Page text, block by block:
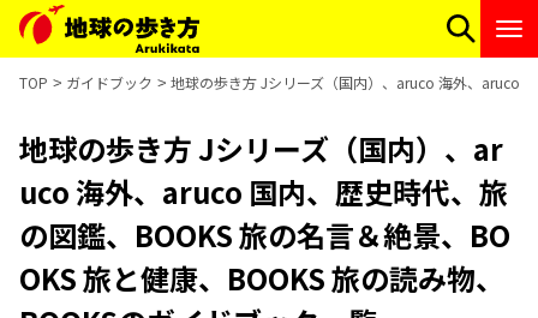
TOP ガイドブック 地球の歩き方 Jシリーズ（国内）、aruco 海外、aruco
地球の歩き方 Jシリーズ（国内）、ar
uco 海外、aruco 国内、歴史時代、旅
の図鑑、BOOKS 旅の名言＆絶景、BO
OKS 旅と健康、BOOKS 旅の読み物、